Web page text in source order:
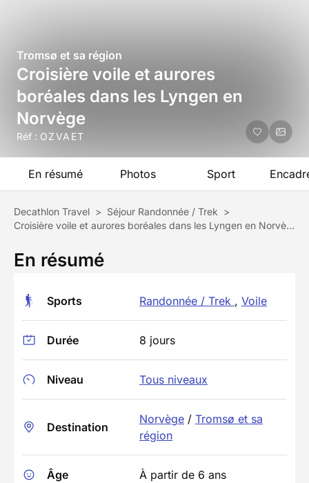
Tromsø et sa région
Croisière voile et aurores
boréales dans les Lyngen en
Norvège
Réf : OZVAET
En résumé Photos Sport
Decathlon Travel > Séjour Randonnée / Trek >
Croisière voile et aurores boréales dans les Lyngen en Norvège
En résumé
Sports Randonnée / Trek , Voile
Durée 8 jours
Niveau Tous niveaux
Destination
Norvège / Tromsø et sa
région
Âge À partir de 6 ans